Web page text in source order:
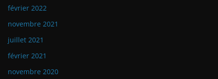
février 2022
novembre 2021
juillet 2021
février 2021
novembre 2020